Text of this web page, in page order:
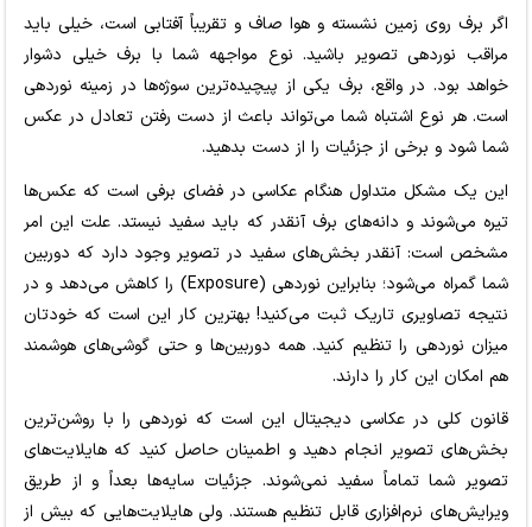
اگر برف روی زمین نشسته و هوا صاف و تقریباً آفتابی است، خیلی باید
مراقب نوردهی تصویر باشید. نوع مواجهه شما با برف خیلی دشوار
خواهد بود. در واقع، برف یکی از پیچیده‌ترین سوژه‌ها در زمینه نوردهی
است. هر نوع اشتباه شما می‌تواند باعث از دست رفتن تعادل در عکس
شما شود و برخی از جزئیات را از دست بدهید.
این یک مشکل متداول هنگام عکاسی در فضای برفی است که عکس‌ها
تیره می‌شوند و دانه‌های برف آنقدر که باید سفید نیستد. علت این امر
مشخص است: آنقدر بخش‌های سفید در تصویر وجود دارد که دوربین
شما گمراه می‌شود؛ بنابراین نوردهی (Exposure) را کاهش می‌دهد و در
نتیجه تصاویری تاریک ثبت می‌کنید! بهترین کار این است که خودتان
میزان نوردهی را تنظیم کنید. همه دوربین‌ها و حتی گوشی‌های هوشمند
هم امکان این کار را دارند.
قانون کلی در عکاسی دیجیتال این است که نوردهی را با روشن‌ترین
بخش‌های تصویر انجام دهید و اطمینان حاصل کنید که هایلایت‌های
تصویر شما تماماً سفید نمی‌شوند. جزئیات سایه‌ها بعداً و از طریق
ویرایش‌های نرم‌افزاری قابل تنظیم هستند. ولی هایلایت‌هایی که بیش از